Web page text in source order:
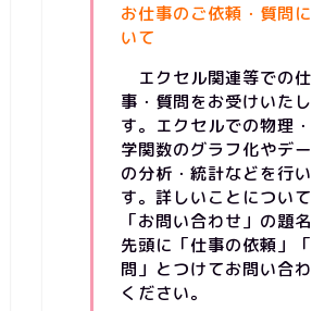
お仕事のご依頼・質問
いて
エクセル関連等での仕
事・質問をお受けいた
す。エクセルでの物理
学関数のグラフ化やデ
の分析・統計などを行
す。詳しいことについ
「お問い合わせ」の題
先頭に「仕事の依頼」
問」とつけてお問い合
ください。